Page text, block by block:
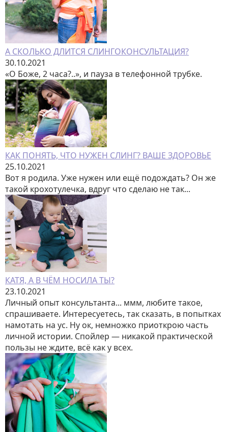
А СКОЛЬКО ДЛИТСЯ СЛИНГОКОНСУЛЬТАЦИЯ?
30.10.2021
«О Боже, 2 часа?..», и пауза в телефонной трубке.
КАК ПОНЯТЬ, ЧТО НУЖЕН СЛИНГ? ВАШЕ ЗДОРОВЬЕ
25.10.2021
Вот я родила. Уже нужен или ещё подождать? Он же
такой крохотулечка, вдруг что сделаю не так...
КАТЯ, А В ЧЁМ НОСИЛА ТЫ?
23.10.2021
Личный опыт консультанта... ммм, любите такое,
спрашиваете. Интересуетесь, так сказать, в попытках
намотать на ус. Ну ок, немножко приоткрою часть
личной истории. Спойлер — никакой практической
пользы не ждите, всё как у всех.